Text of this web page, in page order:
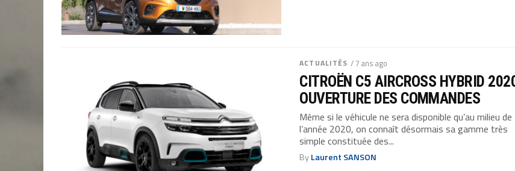
ACTUALITÉS / 7 ans ago
CITROËN C5 AIRCROSS HYBRID
OUVERTURE DES COMMANDES
Même si le véhicule ne sera disponible qu’au milieu de
l’année 2020, on connaît désormais sa gamme très
simple constituée des...
ByLaurent SANSON